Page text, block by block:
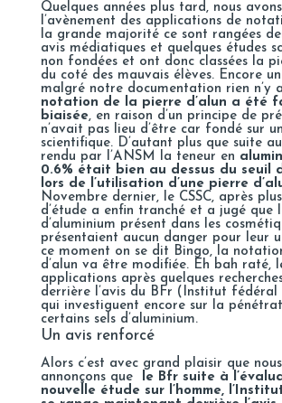
Quelques années plus tard, nous
l’avènement des applications de
la grande majorité ce sont rangées
avis médiatiques et quelques études
non fondées et ont donc classées la
du coté des mauvais élèves. Encore
malgré notre documentation rien n’y
notation de la pierre d’alun a été
biaisée, en raison d’un principe de
n’avait pas lieu d’être car fondé sur
scientifique. D’autant plus que suite
rendu par l’ANSM la teneur en
0.6% était bien au dessus du seuil
lors de l’utilisation d’une pierre
Novembre dernier, le CSSC, après
d’étude a enfin tranché et a jugé que
d’aluminium présent dans les
présentaient aucun danger pour leur
ce moment on se dit Bingo, la
d’alun va être modifiée. Eh bah raté,
applications après quelques
derrière l’avis du BFr (Institut fédéral
qui investiguent encore sur la
certains sels d’aluminium.
Un avis renforcé
Alors c’est avec grand plaisir que
annonçons que
le Bfr suite à
nouvelle étude sur l’homme,